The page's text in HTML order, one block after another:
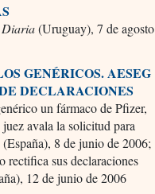
(Uruguay), 7 de agosto
GENÉRICOS. AESEG
DECLARACIONES
un fármaco de Pfizer,
avala la solicitud para
(España), 8 de junio de 2006;
rectifica sus declaraciones
12 de junio de 2006